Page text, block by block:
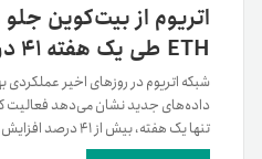
اتریوم از بیت‌کوین
ETH طی یک هفته ۴۱ درصد رشد کرد
شبکه اتریوم در روزهای اخیر عملکردی
داده‌های جدید نشان می‌دهد فعالیت
تنها یک هفته، بیش از ۴۱ درصد افزایش...